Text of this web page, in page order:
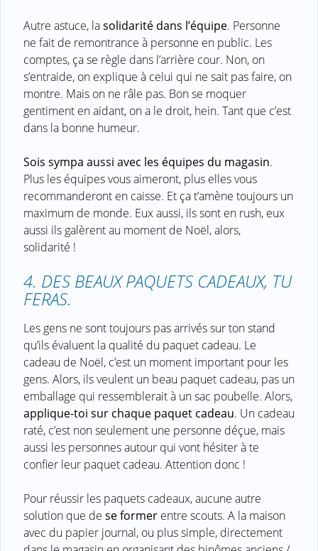
Autre astuce, lasolidarité dans l’équipe. Personne
ne fait de remontrance à personne en public. Les
comptes, ça se règle dans l’arrière cour. Non, on
s’entraide, on explique à celui qui ne sait pas faire, on
montre. Mais on ne râle pas. Bon se moquer
gentiment en aidant, on a le droit, hein. Tant que c’est
dans la bonne humeur.
Sois sympa aussi avec les équipes du magasin.
Plus les équipes vous aimeront, plus elles vous
recommanderont en caisse. Et ça t’amène toujours un
maximum de monde. Eux aussi, ils sont en rush, eux
aussi ils galèrent au moment de Noël, alors,
solidarité !
4. DES BEAUX PAQUETS CADEAUX, TU
FERAS.
Les gens ne sont toujours pas arrivés sur ton stand
qu’ils évaluent la qualité du paquet cadeau. Le
cadeau de Noël, c’est un moment important pour les
gens. Alors, ils veulent un beau paquet cadeau, pas un
emballage qui ressemblerait à un sac poubelle. Alors,
applique-toi sur chaque paquet cadeau. Un cadeau
raté, c’est non seulement une personne déçue, mais
aussi les personnes autour qui vont hésiter à te
confier leur paquet cadeau. Attention donc !
Pour réussir les paquets cadeaux, aucune autre
solution que de se former entre scouts. A la maison
avec du papier journal, ou plus simple, directement